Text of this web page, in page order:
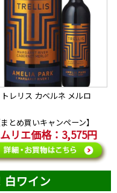
トレリス カベルネ メルロ
まとめ買いキャンペーン】
リエ価格：3,575円
白ワイン